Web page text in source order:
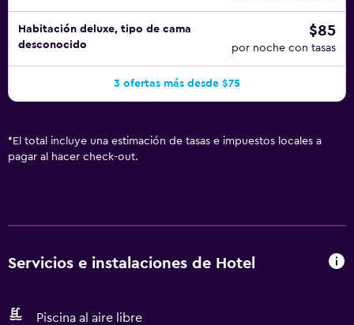
Habitación deluxe, tipo de cama
desconocido
$85
por noche con tasas
3 ofertas más desde $75
* El total incluye una estimación de tasas e impuestos locales a
pagar al hacer check-out.
Servicios e instalaciones de Hotel
Piscina al aire libre